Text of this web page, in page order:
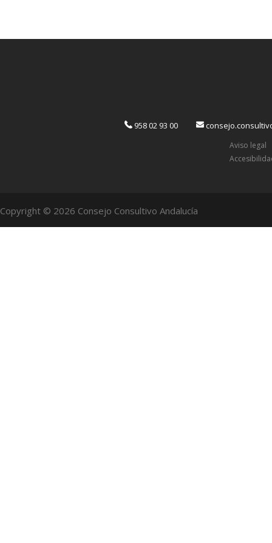
958 02 93 00
Aviso legal
Copyright © 2026 Consejo Consultivo Andalucía